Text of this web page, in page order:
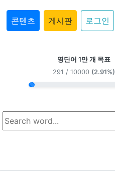
콘텐츠 게시판 로그인
영단어 1만 개 목표
291 / 10000 (2.91%)